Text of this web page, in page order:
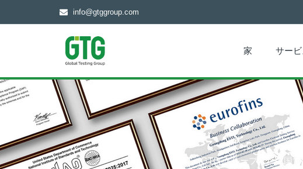
info@gtggroup.com
家 サービ
GTG グループは、中国